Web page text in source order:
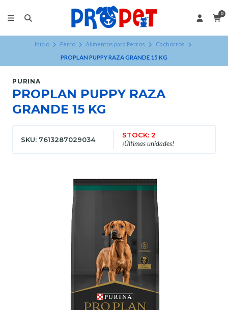
0
Inicio Perro Alimentos para Perros
Cachorros
PROPLAN PUPPY RAZA GRANDE 15 KG
PURINA
PROPLAN PUPPY RAZA
GRANDE 15 KG
SKU: 7613287029034
STOCK: 2
¡Últimas unidades!